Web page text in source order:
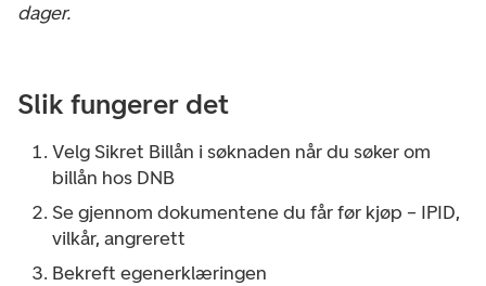
dager.
Slik fungerer det
Velg Sikret Billån i søknaden når du søker om
billån hos DNB
Se gjennom dokumentene du får før kjøp – IPID,
vilkår, angrerett
Bekreft egenerklæringen